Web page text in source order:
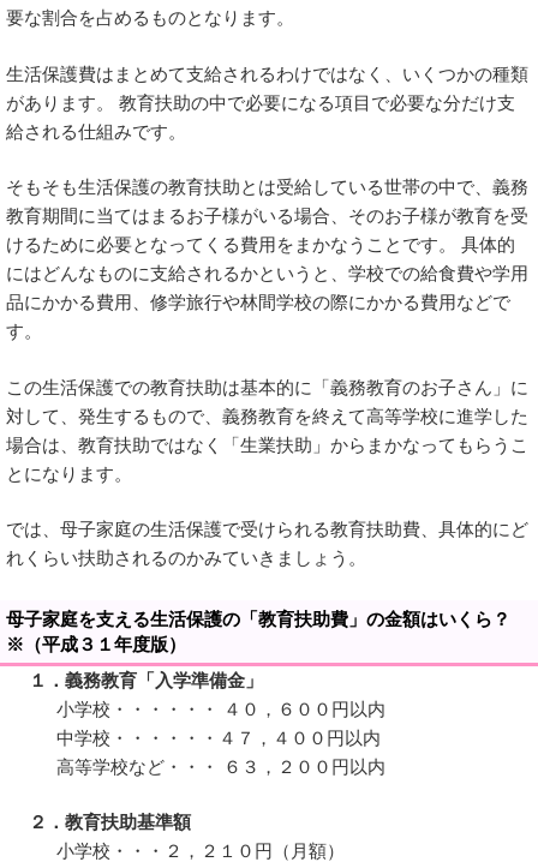
要な割合を占めるものとなります。
生活保護費はまとめて支給されるわけではなく、いくつかの種類
があります。 教育扶助の中で必要になる項目で必要な分だけ支
給される仕組みです。
そもそも生活保護の教育扶助とは受給している世帯の中で、義務
教育期間に当てはまるお子様がいる場合、そのお子様が教育を受
けるために必要となってくる費用をまかなうことです。 具体的
にはどんなものに支給されるかというと、学校での給食費や学用
品にかかる費用、修学旅行や林間学校の際にかかる費用などで
す。
この生活保護での教育扶助は基本的に「義務教育のお子さん」に
対して、発生するもので、義務教育を終えて高等学校に進学した
場合は、教育扶助ではなく「生業扶助」からまかなってもらうこ
とになります。
では、母子家庭の生活保護で受けられる教育扶助費、具体的にど
れくらい扶助されるのかみていきましょう。
母子家庭を支える生活保護の「教育扶助費」の金額はいくら？
※（平成３１年度版）
１．義務教育「入学準備金」
小学校・・・・・・ ４０，６００円以内
中学校・・・・・・４７，４００円以内
高等学校など・・・ ６３，２００円以内
２．教育扶助基準額
小学校・・・２，２１０円（月額）